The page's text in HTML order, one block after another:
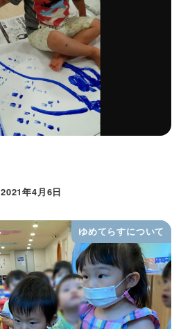
2021年4月6日
ゆめてらすについて